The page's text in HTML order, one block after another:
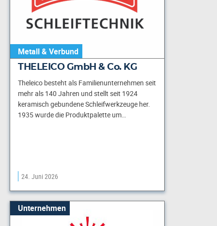
Metall & Verbund
THELEICO GmbH & Co. KG
Theleico besteht als Familienunternehmen seit
mehr als 140 Jahren und stellt seit 1924
keramisch gebundene Schleif­werkzeuge her.
1935 wurde die Produktpalette um…
24. Juni 2026
Unternehmen